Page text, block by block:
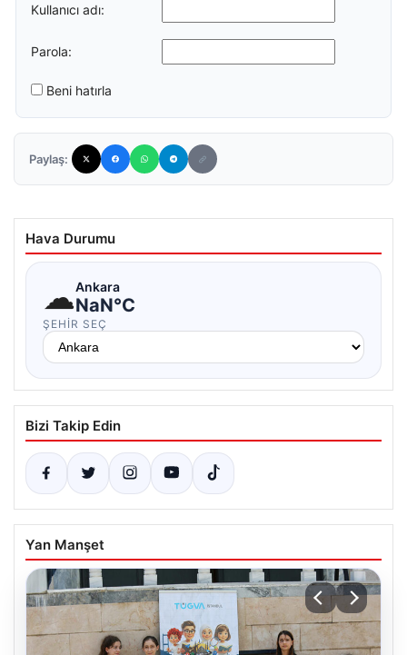
Kullanıcı adı:
Parola:
Beni hatırla
Paylaş:
Hava Durumu
☁Ankara
NaN°C
ŞEHIR SEÇ
Bizi Takip Edin
Yan Manşet